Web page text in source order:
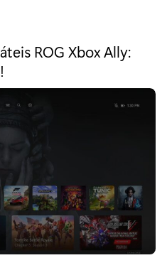
x
e
r
a
ç
ROG Xbox Ally: